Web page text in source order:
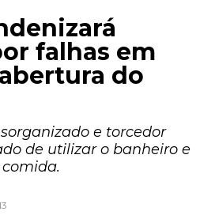
falhas em
do
e torcedor
de utilizar o banheiro e